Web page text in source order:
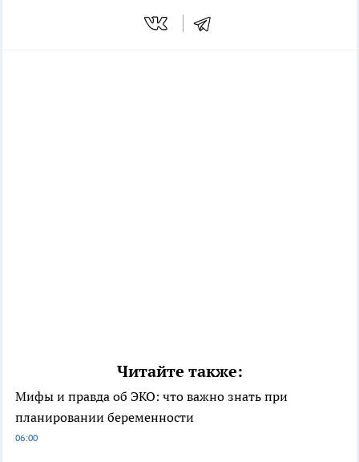
Читайте также:
Мифы и правда об ЭКО: что важно знать при
планировании беременности
06:00